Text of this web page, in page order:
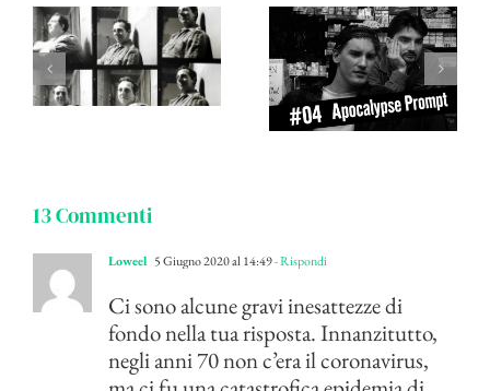
13 Commenti
Loweel 5 Giugno 2020 al 14:49- Rispondi
Ci sono alcune gravi inesattezze di
fondo nella tua risposta. Innanzitutto,
negli anni 70 non c’era il coronavirus,